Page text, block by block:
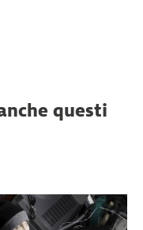
questi